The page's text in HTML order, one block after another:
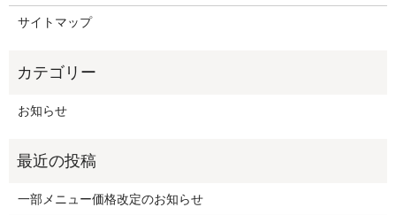
サイトマップ
お知らせ
一部メニュー価格改定のお知らせ